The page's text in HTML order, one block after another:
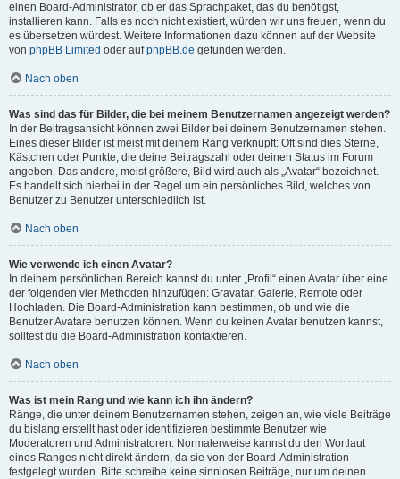
einen Board-Administrator, ob er das Sprachpaket, das du benötigst,
installieren kann. Falls es noch nicht existiert, würden wir uns freuen, wenn du
es übersetzen würdest. Weitere Informationen dazu können auf der Website
von phpBB Limited oder aufphpBB.de gefunden werden.
Nach oben
Was sind das für Bilder, die bei meinem Benutzernamen angezeigt werden?
In der Beitragsansicht können zwei Bilder bei deinem Benutzernamen stehen.
Eines dieser Bilder ist meist mit deinem Rang verknüpft: Oft sind dies Sterne,
Kästchen oder Punkte, die deine Beitragszahl oder deinen Status im Forum
angeben. Das andere, meist größere, Bild wird auch als „Avatar“ bezeichnet.
Es handelt sich hierbei in der Regel um ein persönliches Bild, welches von
Benutzer zu Benutzer unterschiedlich ist.
Nach oben
Wie verwende ich einen Avatar?
In deinem persönlichen Bereich kannst du unter „Profil“ einen Avatar über eine
der folgenden vier Methoden hinzufügen: Gravatar, Galerie, Remote oder
Hochladen. Die Board-Administration kann bestimmen, ob und wie die
Benutzer Avatare benutzen können. Wenn du keinen Avatar benutzen kannst,
solltest du die Board-Administration kontaktieren.
Nach oben
Was ist mein Rang und wie kann ich ihn ändern?
Ränge, die unter deinem Benutzernamen stehen, zeigen an, wie viele Beiträge
du bislang erstellt hast oder identifizieren bestimmte Benutzer wie
Moderatoren und Administratoren. Normalerweise kannst du den Wortlaut
eines Ranges nicht direkt ändern, da sie von der Board-Administration
festgelegt wurden. Bitte schreibe keine sinnlosen Beiträge, nur um deinen